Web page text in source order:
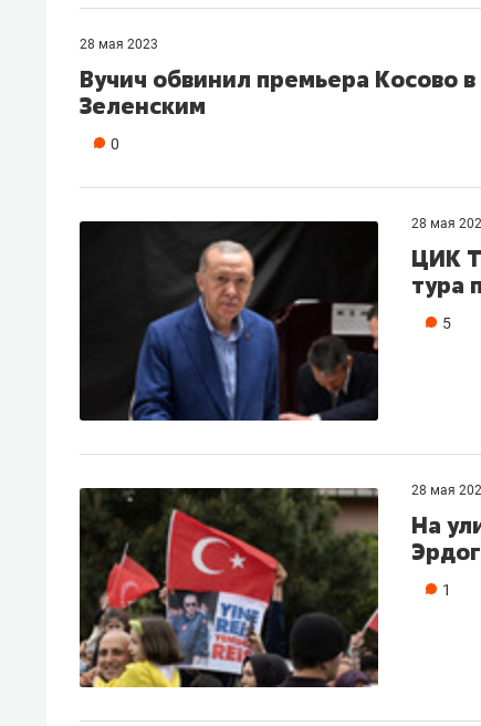
28 мая 2023
Вучич обвинил премьера Косово
Зеленским
0
28 мая
ЦИК
тура
5
28 мая
На
1
Рекомендуем
создают оазис жилого
комфорта под Казанью
ID